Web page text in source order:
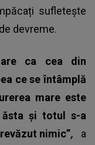
sufletește
devreme.
ca cea din
ce se întâmplă
mare este
ăsta și totul s-a
nimic”,
a